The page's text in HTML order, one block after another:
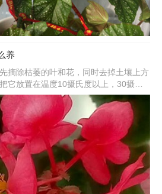
养
摘除枯萎的叶和花，同时去掉土壤上方
它放置在温度10摄氏度以上，30摄氏
且提供给它充足的阳光照射。另外，适
可少。10天左右之后再考虑施少量的薄